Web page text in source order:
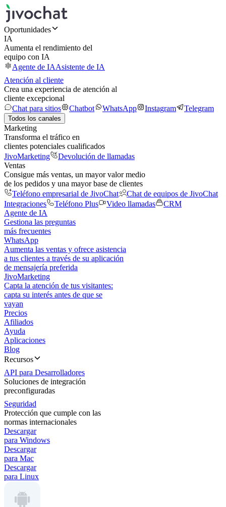
Oportunidades
IA
Aumenta el rendimiento del
equipo con IA
Agente de IAAsistente de IA
Atención al cliente
Crea una experiencia de atención al
cliente excepcional
Chat para sitios
Chatbot WhatsApp Instagram Telegram
Todos los canales
Marketing
Transforma el tráfico en
clientes potenciales cualificados
JivoMarketing
Devolución de llamadas
Ventas
Consigue más ventas, un mayor valor medio
de los pedidos y una mayor base de clientes
Teléfono empresarial de JivoChat
Chat de equipos de JivoChat
Integraciones
Teléfono Plus Video llamadas
CRM
Agente de IA
Gestiona las preguntas
más frecuentes
WhatsApp
Aumenta las ventas y ofrece asistencia
a tus clientes a través de su aplicación
de mensajería preferida
JivoMarketing
Capta la atención de tus visitantes:
capta su interés antes de que se
vayan
Precios
Afiliados
Ayuda
Aplicaciones
Blog
Recursos
API para Desarrolladores
Soluciones de integración
preconfiguradas
Seguridad
Protección que cumple con las
normas internacionales
Descargar
para Windows
Descargar
para Mac
Descargar
para Linux